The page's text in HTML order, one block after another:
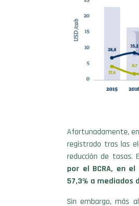
Afortunadamente,
registrado tras las
reducción de tasas.
por el BCRA, en
57,3% a mediados
Sin embargo, más